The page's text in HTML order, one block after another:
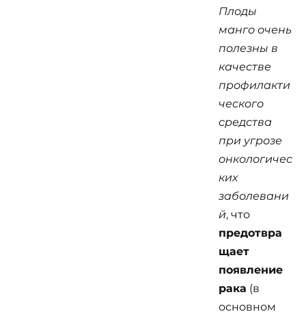
Плоды
манго очень
полезны в
качестве
профилакти
ческого
средства
при угрозе
онкологичес
ких
заболевани
й, что
предотвра
щает
появление
рака (в
основном